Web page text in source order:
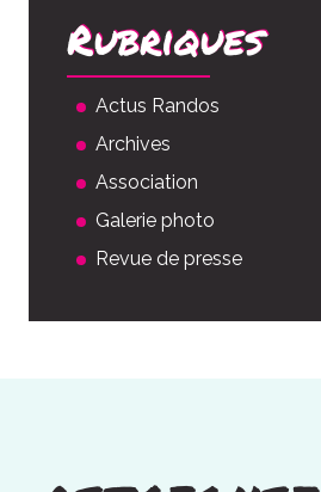
Rubriques
Actus Randos
Archives
Association
Galerie photo
Revue de presse